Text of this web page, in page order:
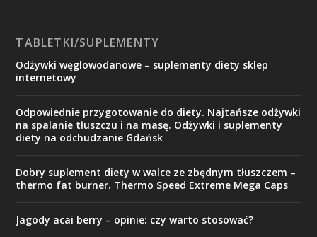
TABLETKI/SUPLEMENTY
Odżywki węglowodanowe – suplementy diety sklep
internetowy
Odpowiednie przygotowanie do diety. Najtańsze odżywki
na spalanie tłuszczu i na masę. Odżywki i suplementy
diety na odchudzanie Gdańsk
Dobry suplement diety w walce ze zbędnym tłuszczem –
thermo fat burner. Thermo Speed Extreme Mega Caps
Jagody acai berry – opinie: czy warto stosować?